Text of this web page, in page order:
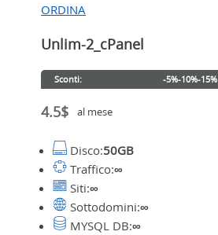
ORDINA
Unlim-2_cPanel
Sconti: -5%-10%-15%
4.5$ al mese
Disco:50GB
Traffico:∞
Siti:∞
Sottodomini:∞
MYSQL DB:∞